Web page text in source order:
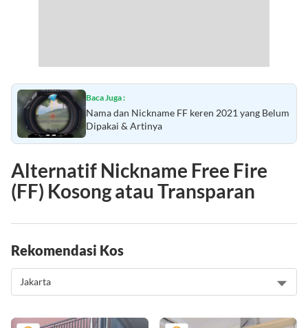
Baca Juga :
Nama dan Nickname FF keren 2021 yang Belum
Dipakai & Artinya
Alternatif Nickname Free Fire
(FF) Kosong atau Transparan
Rekomendasi Kos